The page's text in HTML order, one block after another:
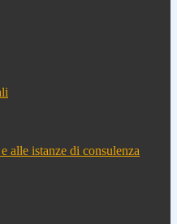
alle istanze di consulenza